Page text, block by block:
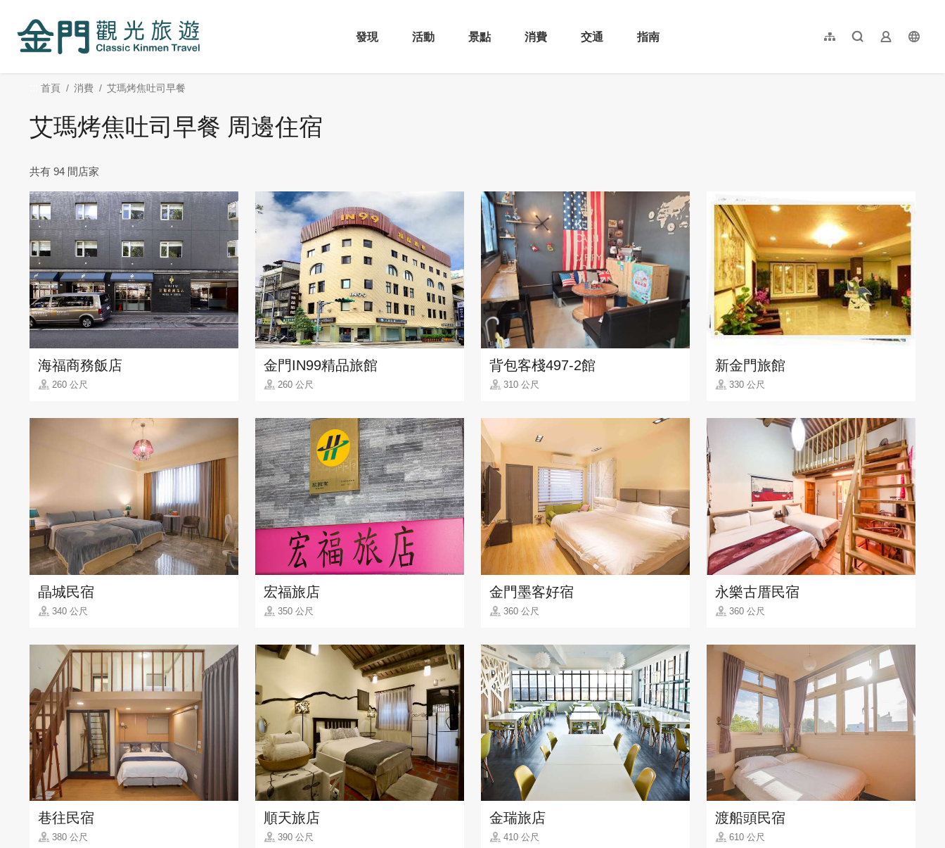
內
發現
活動 景點 消費 交通 指南 網站導覽全文檢索業者登入
简体中文
首頁 消費 艾瑪烤焦吐司早餐
艾瑪烤焦吐司早餐 周邊住宿
共有 94 間店家
海福商務飯店
260 公尺
金門IN99精品旅館
260 公尺
背包客棧497-2館
310 公尺
新金門旅館
330 公尺
晶城民宿
340 公尺
宏福旅店
350 公尺
金門墨客好宿
360 公尺
永樂古厝民宿
360 公尺
巷往民宿
380 公尺
順天旅店
390 公尺
金瑞旅店
410 公尺
渡船頭民宿
610 公尺